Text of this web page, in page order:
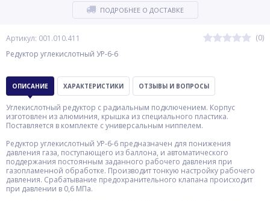
Артикул: 001.010.411
(0)
Редуктор углекислотный УР-6-6
ПОДРОБНЕЕ О ДОСТАВКЕ
ОПИСАНИЕ ХАРАКТЕРИСТИКИ ОТЗЫВЫ И ВОПРОСЫ
Углекислотный редуктор c радиальным подключением. Корпус
изготовлен из алюминия, крышка из специального пластика.
Поставляется в комплекте с универсальным ниппелем.
Редуктор углекислотный УР-6-6 предназначен для понижения
давления газа, поступающего из баллона, и автоматического
поддержания постоянным заданного рабочего давления при
газопламенной обработке. Производит тонкую настройку рабочего
давления. Срабатывание предохранительного клапана происходит
при давлении в 0,6 МПа.